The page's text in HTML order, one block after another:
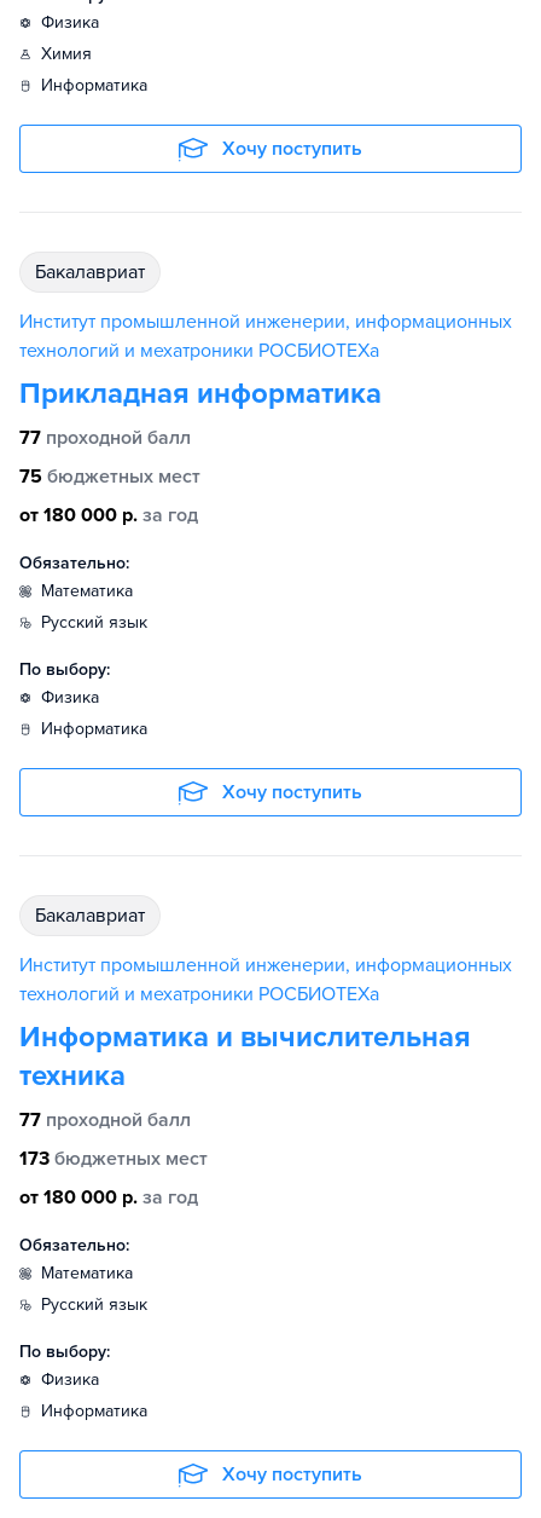
физика
химия
информатика
Хочу поступить
бакалавриат
Институт промышленной инженерии, информационных
технологий и мехатроники РОСБИОТЕХа
Прикладная информатика
77 проходной балл
75 бюджетных мест
от 180 000 р. за год
Обязательно:
математика
русский язык
По выбору:
физика
информатика
Хочу поступить
бакалавриат
Институт промышленной инженерии, информационных
технологий и мехатроники РОСБИОТЕХа
Информатика и вычислительная
техника
77 проходной балл
173 бюджетных мест
от 180 000 р. за год
Обязательно:
математика
русский язык
По выбору:
физика
информатика
Хочу поступить